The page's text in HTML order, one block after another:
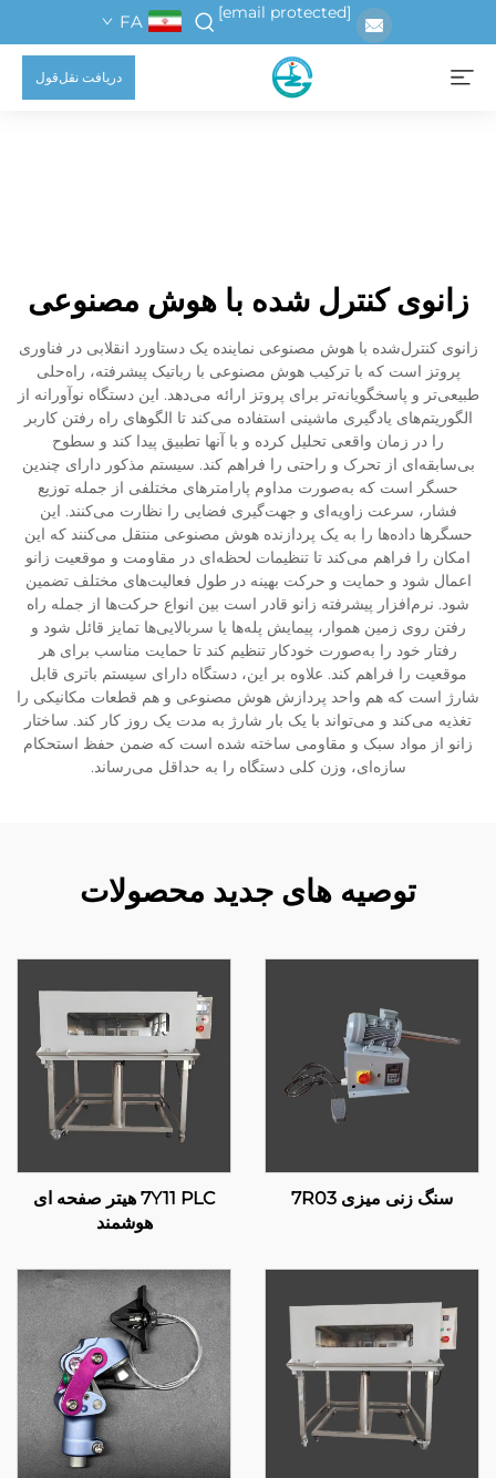
[email protected]
FA
دریافت نقل‌قول
زانوی کنترل شده با هوش مصنوعی
زانوی کنترل‌شده با هوش مصنوعی نماینده یک دستاورد انقلابی در فناوری
پروتز است که با ترکیب هوش مصنوعی با رباتیک پیشرفته، راه‌حلی
طبیعی‌تر و پاسخگویانه‌تر برای پروتز ارائه می‌دهد. این دستگاه نوآورانه از
الگوریتم‌های یادگیری ماشینی استفاده می‌کند تا الگوهای راه رفتن کاربر
را در زمان واقعی تحلیل کرده و با آنها تطبیق پیدا کند و سطوح
بی‌سابقه‌ای از تحرک و راحتی را فراهم کند. سیستم مذکور دارای چندین
حسگر است که به‌صورت مداوم پارامترهای مختلفی از جمله توزیع
فشار، سرعت زاویه‌ای و جهت‌گیری فضایی را نظارت می‌کنند. این
حسگرها داده‌ها را به یک پردازنده هوش مصنوعی منتقل می‌کنند که این
امکان را فراهم می‌کند تا تنظیمات لحظه‌ای در مقاومت و موقعیت زانو
اعمال شود و حمایت و حرکت بهینه در طول فعالیت‌های مختلف تضمین
شود. نرم‌افزار پیشرفته زانو قادر است بین انواع حرکت‌ها از جمله راه
رفتن روی زمین هموار، پیمایش پله‌ها یا سربالایی‌ها تمایز قائل شود و
رفتار خود را به‌صورت خودکار تنظیم کند تا حمایت مناسب برای هر
موقعیت را فراهم کند. علاوه بر این، دستگاه دارای سیستم باتری قابل
شارژ است که هم واحد پردازش هوش مصنوعی و هم قطعات مکانیکی را
تغذیه می‌کند و می‌تواند با یک بار شارژ به مدت یک روز کار کند. ساختار
زانو از مواد سبک و مقاومی ساخته شده است که ضمن حفظ استحکام
سازه‌ای، وزن کلی دستگاه را به حداقل می‌رساند.
توصیه های جدید محصولات
سنگ زنی میزی 7R03
7Y11 PLC هیتر صفحه ای
هوشمند